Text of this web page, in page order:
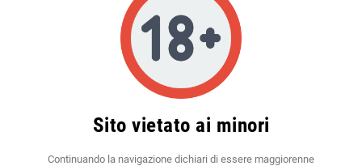
Politiche per le spedizioni
(modificale nel modulo Rassicurazioni cliente)
Sito vietato ai minori
Continuando la navigazione dichiari di essere maggiorenne